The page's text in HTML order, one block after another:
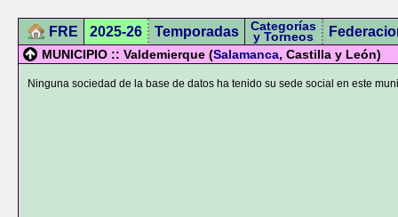
FRE 2025-26 Temporadas Categorías
y Torneos
MUNICIPIO :: Valdemierque (Salamanca, Castilla y León)
Ninguna sociedad de la base de datos ha tenido su sede social en este